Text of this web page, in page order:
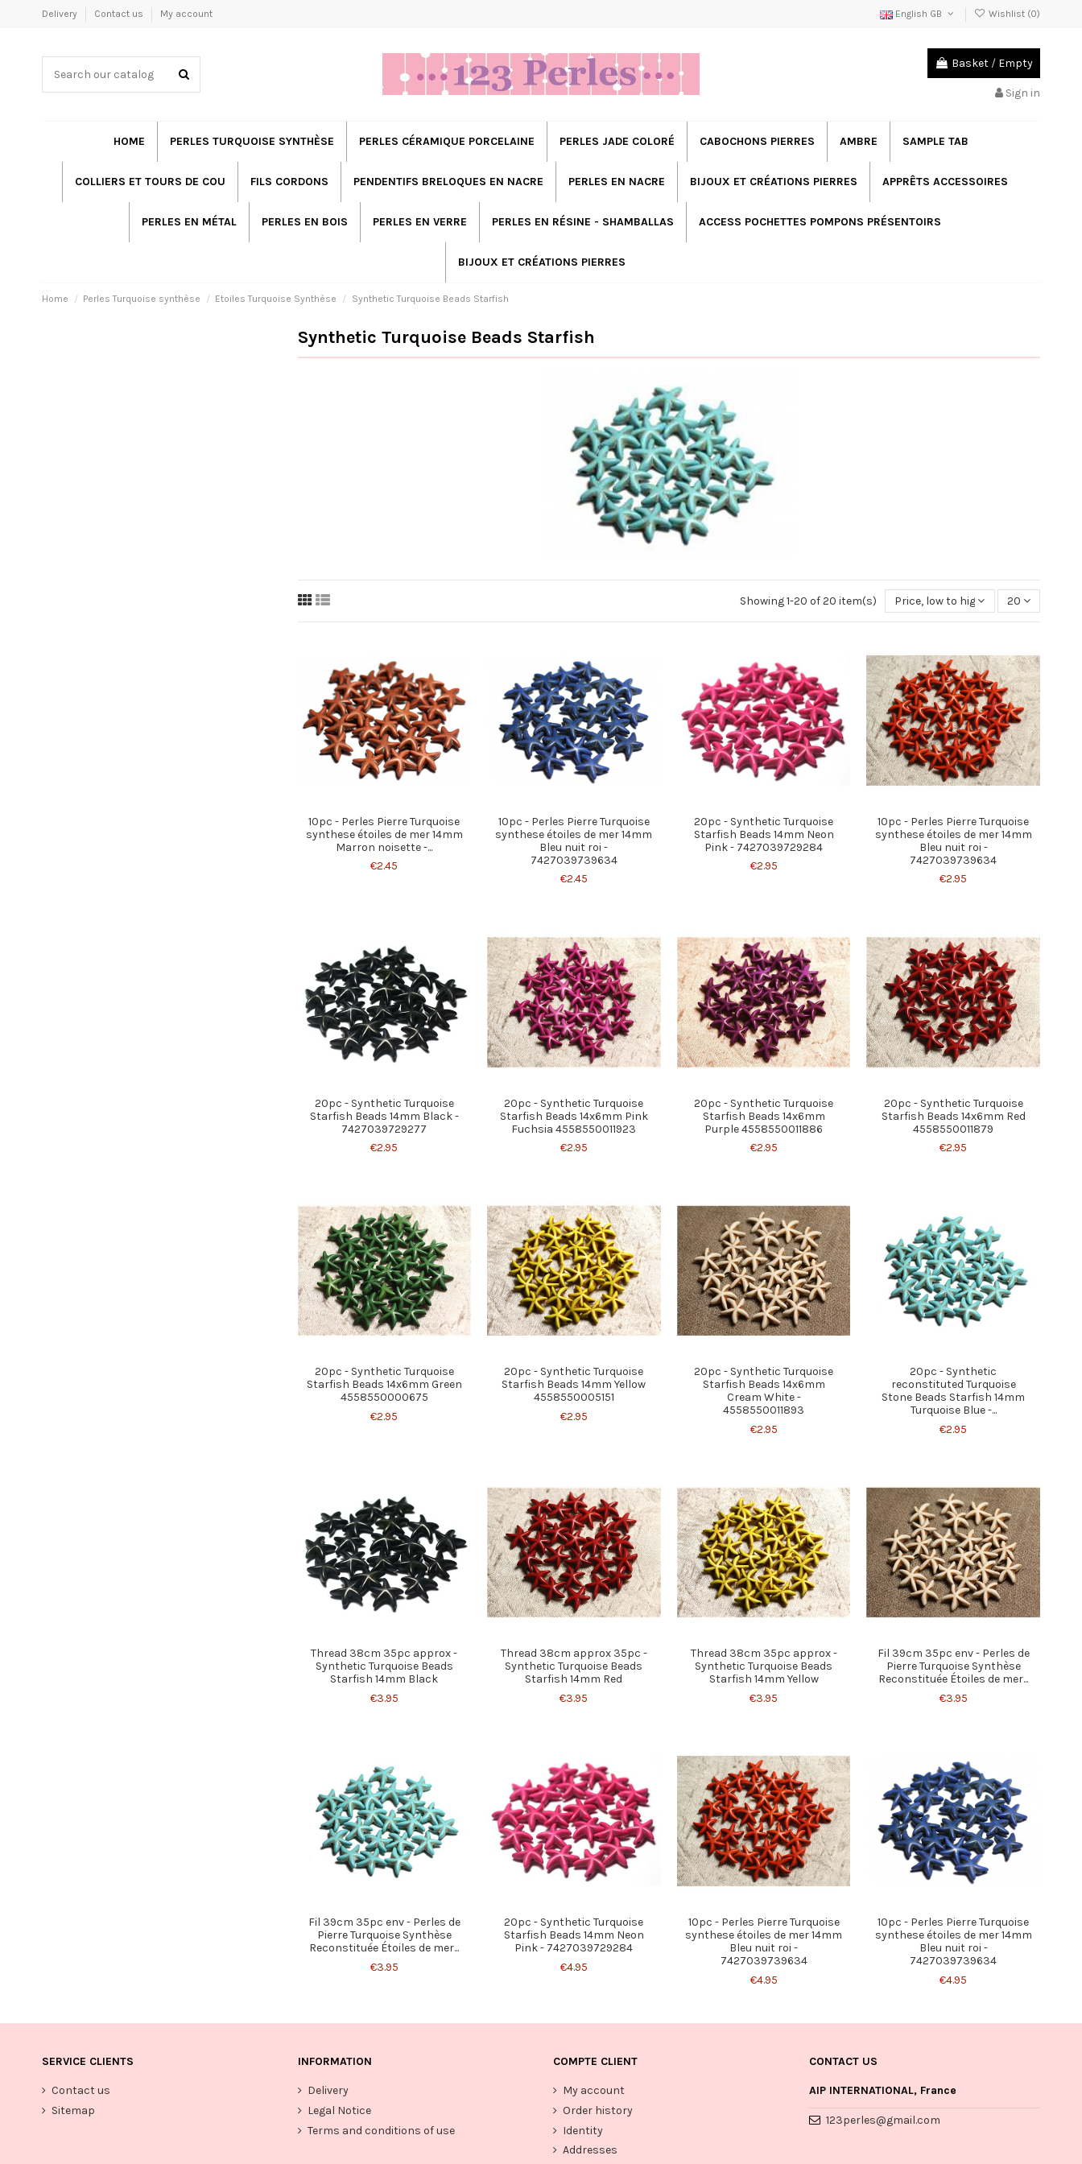
Delivery Contact us My account English GB Wishlist (0)
Basket / Empty
Sign in
HOME PERLES TURQUOISE SYNTHÈSE PERLES CÉRAMIQUE PORCELAINE PERLES JADE COLORÉ CABOCHONS PIERRES AMBRE SAMPLE TAB
COLLIERS ET TOURS DE COU FILS CORDONS PENDENTIFS BRELOQUES EN NACRE PERLES EN NACRE BIJOUX ET CRÉATIONS PIERRES APPRÊTS ACCESSOIRES
PERLES EN MÉTAL PERLES EN BOIS PERLES EN VERRE PERLES EN RÉSINE - SHAMBALLAS ACCESS POCHETTES POMPONS PRÉSENTOIRS
BIJOUX ET CRÉATIONS PIERRES
Home Perles Turquoise synthèse Etoiles Turquoise Synthèse Synthetic Turquoise Beads Starfish
Synthetic Turquoise Beads Starfish
Showing 1-20 of 20 item(s) Price, low to high 20
10pc - Perles Pierre Turquoise
synthese étoiles de mer 14mm
Marron noisette -...
€2.45
10pc - Perles Pierre Turquoise
synthese étoiles de mer 14mm
Bleu nuit roi -
7427039739634
€2.45
20pc - Synthetic Turquoise
Starfish Beads 14mm Neon
Pink - 7427039729284
€2.95
10pc - Perles Pierre Turquoise
synthese étoiles de mer 14mm
Bleu nuit roi -
7427039739634
€2.95
20pc - Synthetic Turquoise
Starfish Beads 14mm Black -
7427039729277
€2.95
20pc - Synthetic Turquoise
Starfish Beads 14x6mm Pink
Fuchsia 4558550011923
€2.95
20pc - Synthetic Turquoise
Starfish Beads 14x6mm
Purple 4558550011886
€2.95
20pc - Synthetic Turquoise
Starfish Beads 14x6mm Red
4558550011879
€2.95
20pc - Synthetic Turquoise
Starfish Beads 14x6mm Green
4558550000675
€2.95
20pc - Synthetic Turquoise
Starfish Beads 14mm Yellow
4558550005151
€2.95
20pc - Synthetic Turquoise
Starfish Beads 14x6mm
Cream White -
4558550011893
€2.95
20pc - Synthetic
reconstituted Turquoise
Stone Beads Starfish 14mm
Turquoise Blue -...
€2.95
Thread 38cm 35pc approx -
Synthetic Turquoise Beads
Starfish 14mm Black
€3.95
Thread 38cm approx 35pc -
Synthetic Turquoise Beads
Starfish 14mm Red
€3.95
Thread 38cm 35pc approx -
Synthetic Turquoise Beads
Starfish 14mm Yellow
€3.95
Fil 39cm 35pc env - Perles de
Pierre Turquoise Synthèse
Reconstituée Étoiles de mer...
€3.95
Fil 39cm 35pc env - Perles de
Pierre Turquoise Synthèse
Reconstituée Étoiles de mer...
€3.95
20pc - Synthetic Turquoise
Starfish Beads 14mm Neon
Pink - 7427039729284
€4.95
10pc - Perles Pierre Turquoise
synthese étoiles de mer 14mm
Bleu nuit roi -
7427039739634
€4.95
10pc - Perles Pierre Turquoise
synthese étoiles de mer 14mm
Bleu nuit roi -
7427039739634
€4.95
SERVICE CLIENTS
Contact us
Sitemap
INFORMATION
Delivery
Legal Notice
Terms and conditions of use
COMPTE CLIENT
My account
Order history
Identity
Addresses
CONTACT US
AIP INTERNATIONAL, France
123perles@gmail.com